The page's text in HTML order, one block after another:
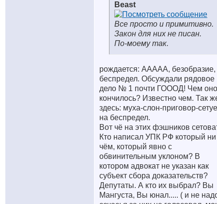
Beast
Все просто и примитивно.
Закон для них не писан.
По-моему так.
рождается: ААААА, безобразие,
беспредел. Обсуждали рядовое
дело № 1 почти ГОООД! Чем оно
кончилось? Известно чем. Так
здесь: муха-слон-приговор-
на беспредел.
Вот чё на этих фэшников
Кто написал УПК РФ который
чём, который явно с
обвинительным уклоном? В
котором адвокат не указан как
субъект сбора доказательств?
Депутаты. А кто их выбрал? Вы
Мангуста, Вы юнал..... ( и не